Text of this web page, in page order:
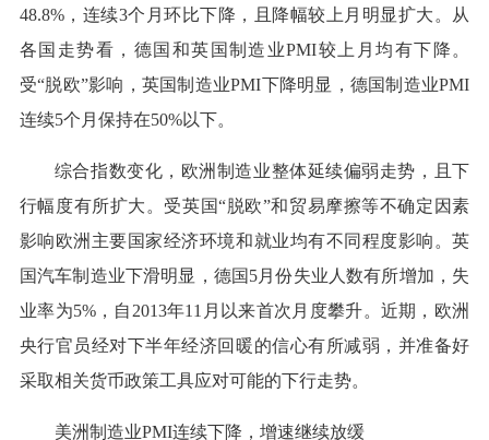
48.8%，连续3个月环比下降，且降幅较上月明显扩大。从
各国走势看，德国和英国制造业PMI较上月均有下降。
受“脱欧”影响，英国制造业PMI下降明显，德国制造业PMI
连续5个月保持在50%以下。
综合指数变化，欧洲制造业整体延续偏弱走势，且下
行幅度有所扩大。受英国“脱欧”和贸易摩擦等不确定因素
影响欧洲主要国家经济环境和就业均有不同程度影响。英
国汽车制造业下滑明显，德国5月份失业人数有所增加，失
业率为5%，自2013年11月以来首次月度攀升。近期，欧洲
央行官员经对下半年经济回暖的信心有所减弱，并准备好
采取相关货币政策工具应对可能的下行走势。
美洲制造业PMI连续下降，增速继续放缓